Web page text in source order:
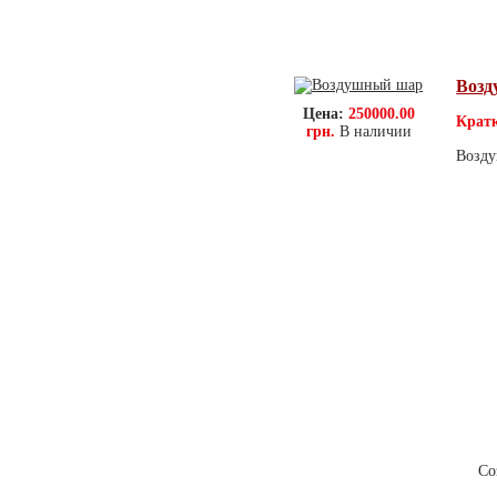
Цена: 250000.00
грн. В наличии